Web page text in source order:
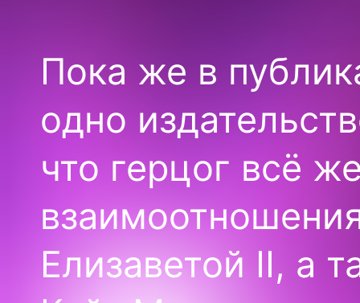
Пока же в
одно
что герцог всё
Елизаветой II, а